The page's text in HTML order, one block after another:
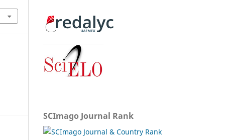
SCImago Journal Rank